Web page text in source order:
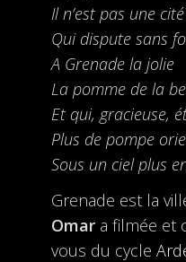
Il n’est pas une cité
Qui dispute sans
A Grenade la jolie
La pomme de la
Et qui, gracieuse,
Plus de pompe
Sous un ciel plus
Grenade est la
Omara filmée et
vous du cycle